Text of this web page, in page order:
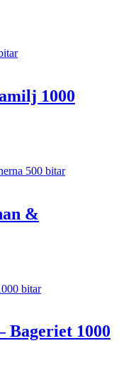
1000
&
Bageriet 1000